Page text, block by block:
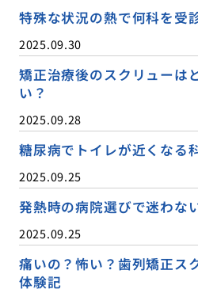
特殊な状況の熱で何科を受
2025.09.30
矯正治療後のスクリューは
い？
2025.09.28
糖尿病でトイレが近くなる
2025.09.25
発熱時の病院選びで迷わな
2025.09.25
痛いの？怖い？歯列矯正ス
体験記